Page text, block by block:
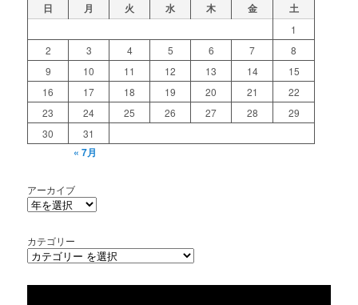
日 月 火 水 木 金 土
1
2
3 4 5 6 7
8
9
10 11 12 13 14
15
16
17 18 19 20 21
22
23
24 25 26 27 28
29
30
31
« 7月
アーカイブ
カテゴリー